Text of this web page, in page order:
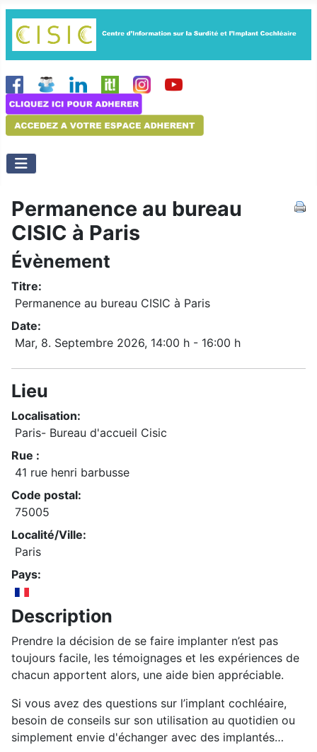
Permanence au bureau
CISIC à Paris
Évènement
Titre:
Permanence au bureau CISIC à Paris
Date:
Mar, 8. Septembre 2026, 14:00 h - 16:00 h
Lieu
Localisation:
Paris- Bureau d'accueil Cisic
Rue :
41 rue henri barbusse
Code postal:
75005
Localité/Ville:
Paris
Pays:
Description
Prendre la décision de se faire implanter n’est pas
toujours facile, les témoignages et les expériences de
chacun apportent alors, une aide bien appréciable.
Si vous avez des questions sur l’implant cochléaire,
besoin de conseils sur son utilisation au quotidien ou
simplement envie d'échanger avec des implantés…